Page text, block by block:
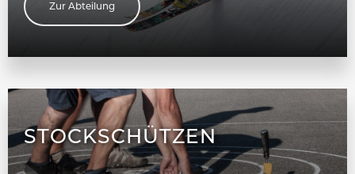
Zur Abteilung
STOCKSCHÜTZEN